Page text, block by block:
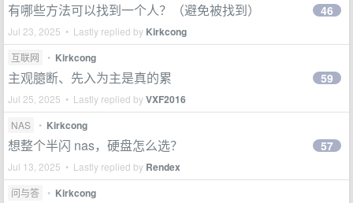
有哪些方法可以找到一个人？（避免被找到）
Jul 23, 2025 • Lastly replied by Kirkcong
46
互联网 • Kirkcong
主观臆断、先入为主是真的累
Jul 25, 2025 • Lastly replied byVXF2016
59
NAS • Kirkcong
想整个半闪 nas，硬盘怎么选？
Jul 13, 2025 • Lastly replied by Rendex
57
问与答 • Kirkcong